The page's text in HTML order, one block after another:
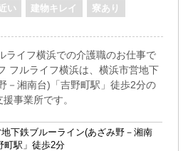
い 建物キレイ 寮あり
ライフ横浜での介護職のお仕事で
フルライフ横浜は、横浜市営地下
－湘南台)「吉野町駅」徒歩2分の
事業所です。
下鉄ブルーライン(あざみ野－湘南
町駅」徒歩2分